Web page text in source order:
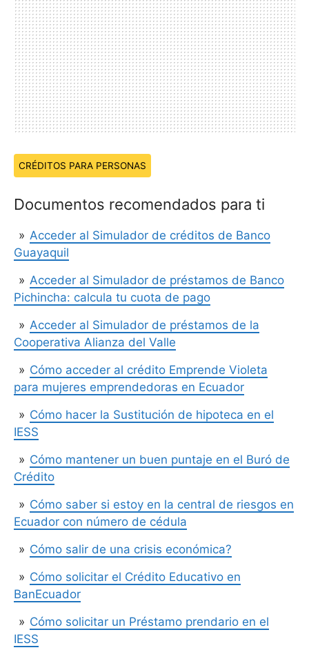
Temas:
CRÉDITOS PARA PERSONAS
Documentos recomendados para ti
Acceder al Simulador de créditos de Banco
Guayaquil
Acceder al Simulador de préstamos de Banco
Pichincha: calcula tu cuota de pago
Acceder al Simulador de préstamos de la
Cooperativa Alianza del Valle
Cómo acceder al crédito Emprende Violeta
para mujeres emprendedoras en Ecuador
Cómo hacer la Sustitución de hipoteca en el
IESS
Cómo mantener un buen puntaje en el Buró de
Crédito
Cómo saber si estoy en la central de riesgos en
Ecuador con número de cédula
Cómo salir de una crisis económica?
Cómo solicitar el Crédito Educativo en
BanEcuador
Cómo solicitar un Préstamo prendario en el
IESS